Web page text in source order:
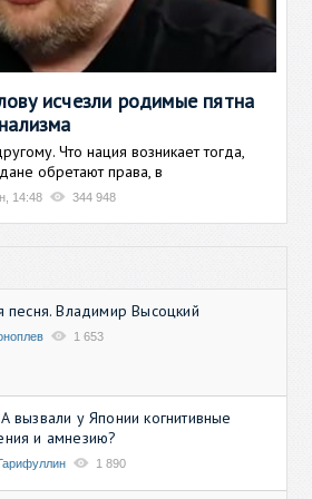
исчезли родимые пятна
Что нация возникает тогда,
обретают права, в
14:48 344 948
песня. Владимир Высоцкий
1 653
вызвали у Японии когнитивные
и амнезию?
1 890